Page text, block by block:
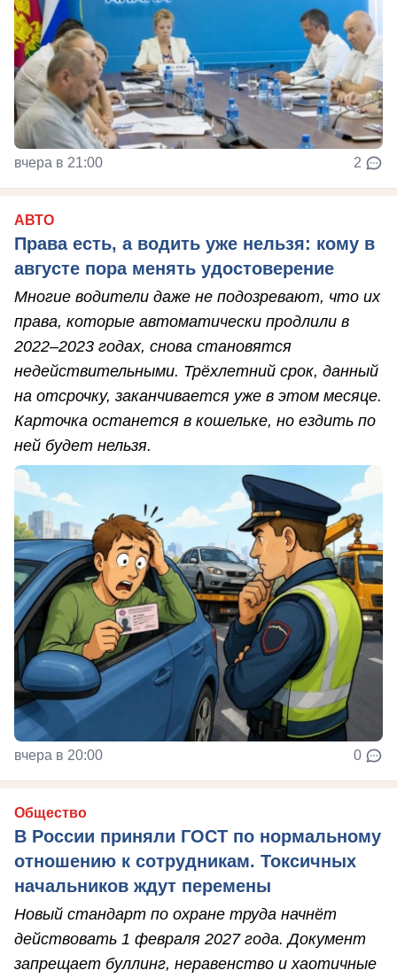
вчера в 21:00 2
АВТО
Права есть, а водить уже нельзя: кому в
августе пора менять удостоверение
Многие водители даже не подозревают, что их
права, которые автоматически продлили в
2022–2023 годах, снова становятся
недействительными. Трёхлетний срок, данный
на отсрочку, заканчивается уже в этом месяце.
Карточка останется в кошельке, но ездить по
ней будет нельзя.
вчера в 20:00 0
Общество
В России приняли ГОСТ по нормальному
отношению к сотрудникам. Токсичных
начальников ждут перемены
Новый стандарт по охране труда начнёт
действовать 1 февраля 2027 года. Документ
запрещает буллинг, неравенство и хаотичные